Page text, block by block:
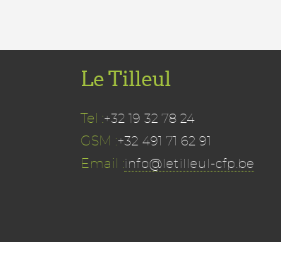
Le Tilleul
Tel :+32 19 32 78 24
GSM :+32 491 71 62 91
Email :info@letilleul-cfp.be